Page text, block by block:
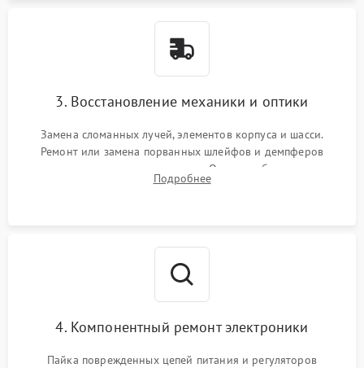
3. Восстановление механики и оптики
Замена сломанных лучей, элементов корпуса и шасси.
Ремонт или замена порванных шлейфов и демпферов
трехосевого подвеса камеры. Очистка объектива,
восстановление механизма фокусировки. Установка новых
Подробнее
4. Компонентный ремонт электроники
Пайка поврежденных цепей питания и регуляторов